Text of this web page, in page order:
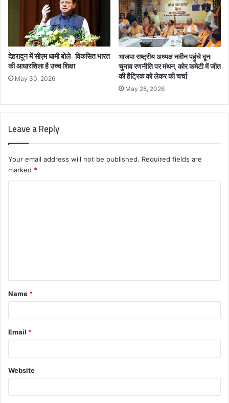
देहरादून में सीएम धामी बोले- विकसित भारत
की आधारशिला है उच्च शिक्षा
May 30, 2026
भाजपा राष्ट्रीय अध्यक्ष नवीन पहुंचे दून:
चुनाव रणनीति पर मंथन, कोर कमेटी में जीत
की हैट्रिक को लेकर की चर्चा
May 28, 2026
Leave a Reply
Your email address will not be published. Required fields are
marked *
t
*
Name *
Email *
Website